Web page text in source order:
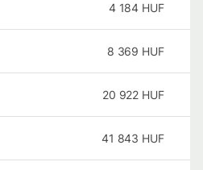
4 184 HUF
8 369 HUF
20 922 HUF
41 843 HUF